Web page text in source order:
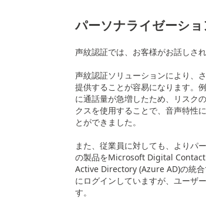
パーソナライゼーシ
声紋認証では、お客様がお話しさ
声紋認証ソリューションにより、
提供することが容易になります。
に通話量が急増したため、リスク
クスを使用することで、音声特性
とができました。
また、従業員に対しても、よりパ
の製品をMicrosoft Digital
Active Directory (Azure AD)の統
にログインしていますが、ユーザ
す。